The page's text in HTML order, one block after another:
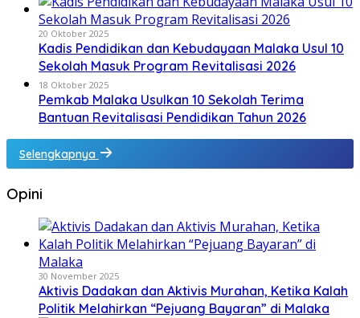
20 Oktober 2025
Kadis Pendidikan dan Kebudayaan Malaka Usul 10
Sekolah Masuk Program Revitalisasi 2026
18 Oktober 2025
Pemkab Malaka Usulkan 10 Sekolah Terima
Bantuan Revitalisasi Pendidikan Tahun 2026
Selengkapnya
Opini
30 November 2025
Aktivis Dadakan dan Aktivis Murahan, Ketika Kalah
Politik Melahirkan “Pejuang Bayaran” di Malaka